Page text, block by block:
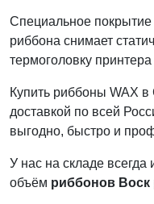
Специальное
риббона снимает
термоголовку
Купить риббоны WAX в
доставкой по всей
выгодно, быстро и
У нас на складе
объём риббонов Воск